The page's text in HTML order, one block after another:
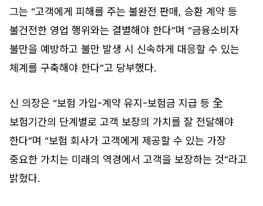
그는 “고객에게 피해를 주는 불완전 판매, 승환 계약 등
불건전한 영업 행위와는 결별해야 한다”며 “금융소비자
불만을 예방하고 불만 발생 시 신속하게 대응할 수 있는
체계를 구축해야 한다”고 당부했다.
신 의장은 “보험 가입-계약 유지-보험금 지급 등 全
보험기간의 단계별로 고객 보장의 가치를 잘 전달해야
한다”며 “보험 회사가 고객에게 제공할 수 있는 가장
중요한 가치는 미래의 역경에서 고객을 보장하는 것”라고
밝혔다.